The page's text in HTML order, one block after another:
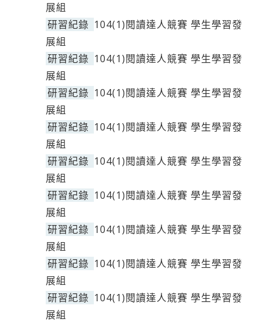
展組
研習紀錄 104(1)閱讀達人競賽 學生學習發
展組
研習紀錄 104(1)閱讀達人競賽 學生學習發
展組
研習紀錄 104(1)閱讀達人競賽 學生學習發
展組
研習紀錄 104(1)閱讀達人競賽 學生學習發
展組
研習紀錄 104(1)閱讀達人競賽 學生學習發
展組
研習紀錄 104(1)閱讀達人競賽 學生學習發
展組
研習紀錄 104(1)閱讀達人競賽 學生學習發
展組
研習紀錄 104(1)閱讀達人競賽 學生學習發
展組
研習紀錄 104(1)閱讀達人競賽 學生學習發
展組